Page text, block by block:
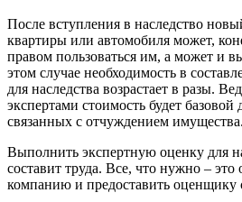
После вступления в наследство
квартиры или автомобиля может,
правом пользоваться им, а может и
этом случае необходимость в
для наследства возрастает в разы.
экспертами стоимость будет базовой
связанных с отчуждением имущества.
Выполнить экспертную оценку для
составит труда. Все, что нужно – это
компанию и предоставить